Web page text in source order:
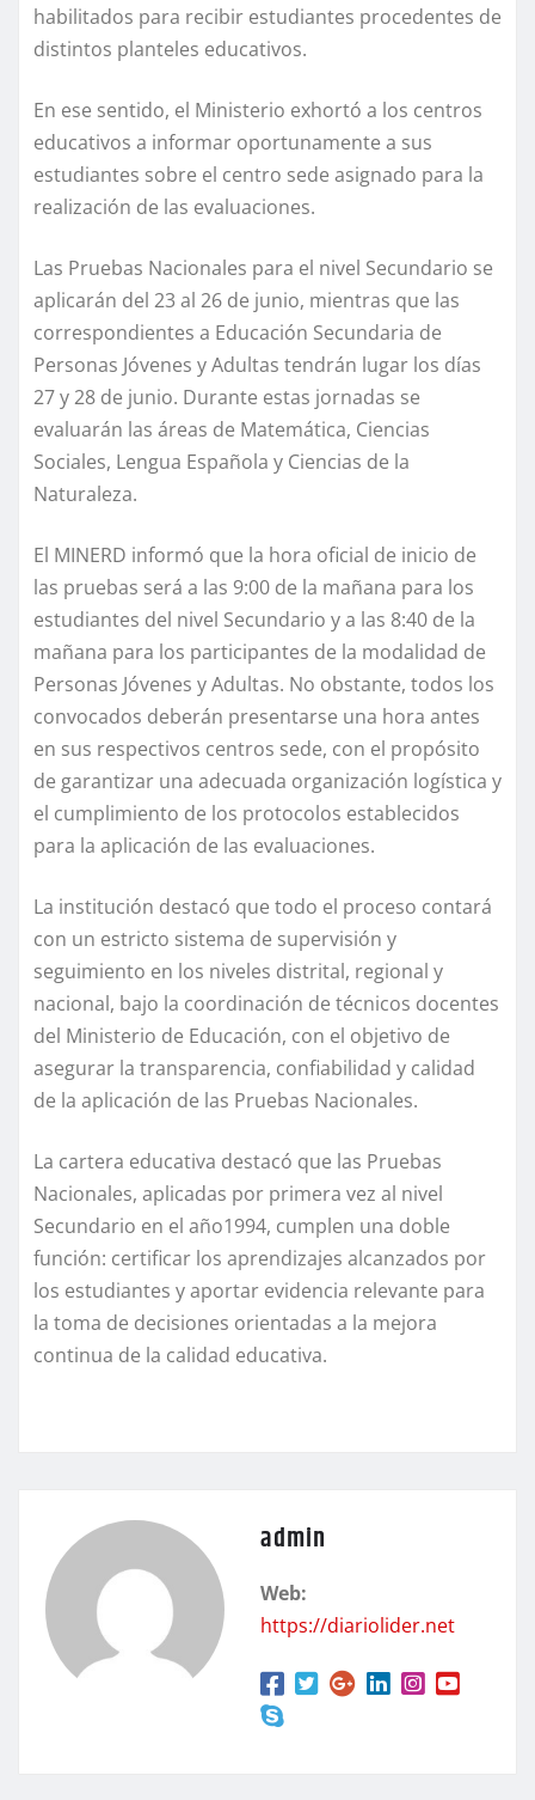
habilitados para recibir estudiantes procedentes de
distintos planteles educativos.
En ese sentido, el Ministerio exhortó a los centros
educativos a informar oportunamente a sus
estudiantes sobre el centro sede asignado para la
realización de las evaluaciones.
Las Pruebas Nacionales para el nivel Secundario se
aplicarán del 23 al 26 de junio, mientras que las
correspondientes a Educación Secundaria de
Personas Jóvenes y Adultas tendrán lugar los días
27 y 28 de junio. Durante estas jornadas se
evaluarán las áreas de Matemática, Ciencias
Sociales, Lengua Española y Ciencias de la
Naturaleza.
El MINERD informó que la hora oficial de inicio de
las pruebas será a las 9:00 de la mañana para los
estudiantes del nivel Secundario y a las 8:40 de la
mañana para los participantes de la modalidad de
Personas Jóvenes y Adultas. No obstante, todos los
convocados deberán presentarse una hora antes
en sus respectivos centros sede, con el propósito
de garantizar una adecuada organización logística y
el cumplimiento de los protocolos establecidos
para la aplicación de las evaluaciones.
La institución destacó que todo el proceso contará
con un estricto sistema de supervisión y
seguimiento en los niveles distrital, regional y
nacional, bajo la coordinación de técnicos docentes
del Ministerio de Educación, con el objetivo de
asegurar la transparencia, confiabilidad y calidad
de la aplicación de las Pruebas Nacionales.
La cartera educativa destacó que las Pruebas
Nacionales, aplicadas por primera vez al nivel
Secundario en el año1994, cumplen una doble
función: certificar los aprendizajes alcanzados por
los estudiantes y aportar evidencia relevante para
la toma de decisiones orientadas a la mejora
continua de la calidad educativa.
admin
Web:
https://diariolider.net